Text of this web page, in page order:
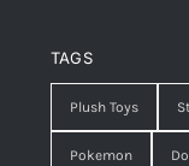
TAGS
Plush Toys
Pokemon